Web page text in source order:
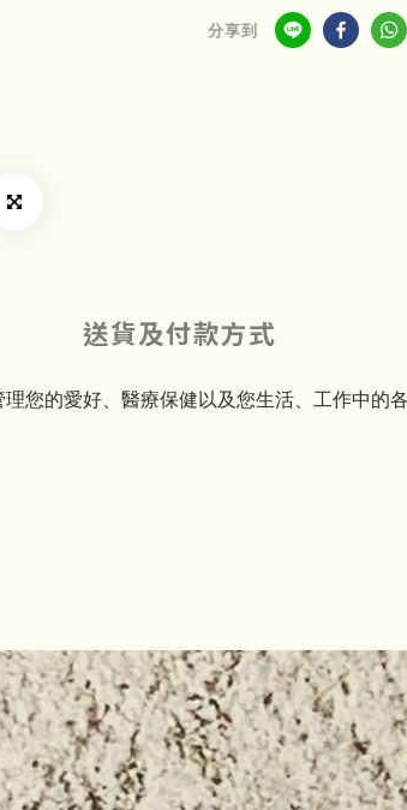
分享到
送貨及付款方式
您的愛好、醫療保健以及您生活、工作中的各